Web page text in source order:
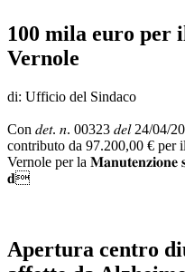
100 mila euro per
Vernole
di: Ufficio del Sindaco
Con 𝑑𝑒𝑡. 𝑛. 00323 𝑑𝑒𝑙 24/04/
contributo da 97.200,00 € per
Vernole per la 𝐌𝐚𝐧𝐮𝐭𝐞𝐧𝐳𝐢𝐨𝐧𝐞
𝐝
Apertura centro